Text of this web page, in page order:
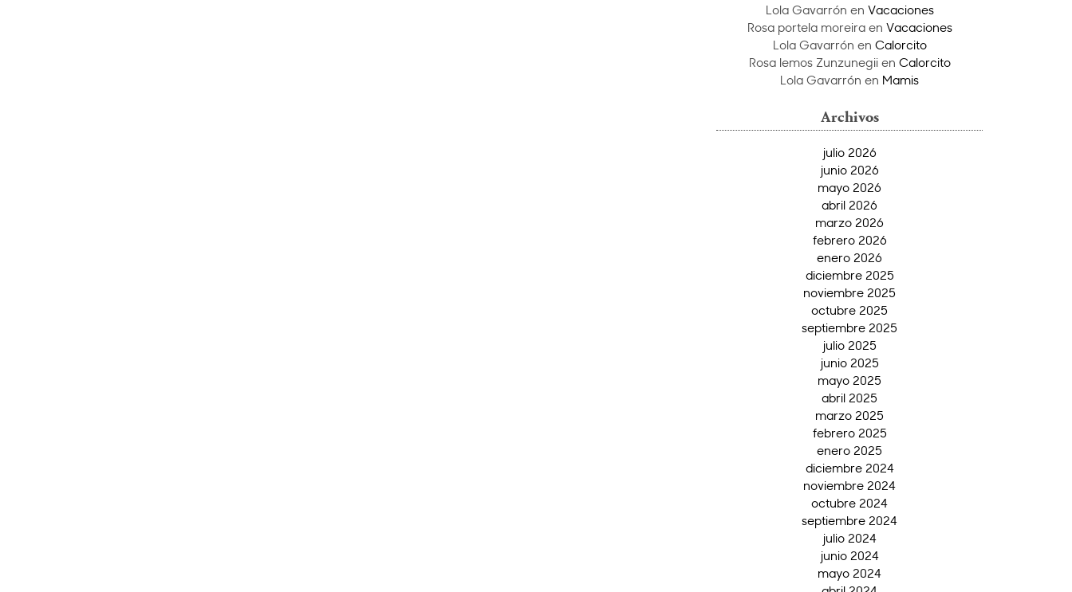
Lola Gavarrón en Vacaciones
Rosa portela moreiraen Vacaciones
Lola Gavarrón en Calorcito
Rosa lemos Zunzunegiien Calorcito
Lola Gavarrón en Mamis
Archivos
julio 2026
junio 2026
mayo 2026
abril 2026
marzo 2026
febrero 2026
enero 2026
diciembre 2025
noviembre 2025
octubre 2025
septiembre 2025
julio 2025
junio 2025
mayo 2025
abril 2025
marzo 2025
febrero 2025
enero 2025
diciembre 2024
noviembre 2024
octubre 2024
septiembre 2024
julio 2024
junio 2024
mayo 2024